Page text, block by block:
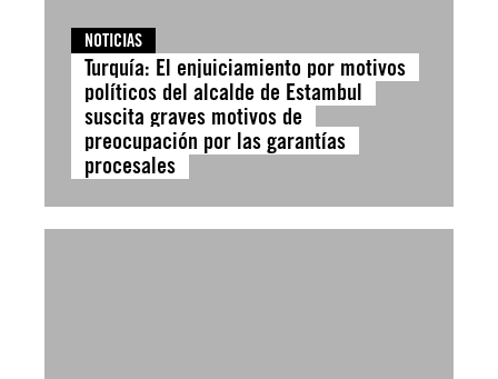
NOTICIAS
Turquía: El enjuiciamiento por motivos
políticos del alcalde de Estambul
suscita graves motivos de
preocupación por las garantías
procesales